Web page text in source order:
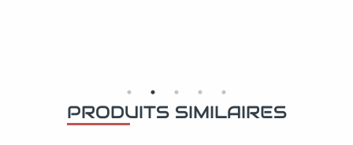
PRODUITS SIMILAIRES